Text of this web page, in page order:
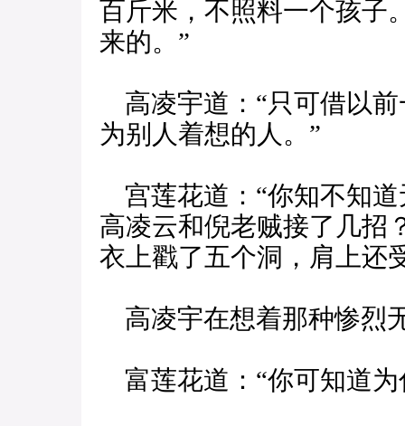
百斤米，不照料一个孩子
来的。”
高凌宇道：“只可借以
为别人着想的人。”
宫莲花道：“你知不知
高凌云和倪老贼接了几招
衣上戳了五个洞，肩上还
高凌宇在想着那种惨烈
富莲花道：“你可知道为